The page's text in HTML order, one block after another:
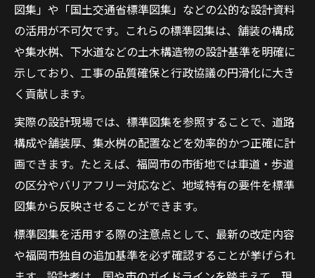
図集」や「国土交通省標準図集」などの公的な設計資料
の活用が不可欠です。これらの標準図集は、舗装の構成
や集水桝、下水道などの土木構造物の設計基準を明確に
示しており、工事の品質確保と行政協議の円滑化に大き
く貢献します。
実際の設計現場では、標準図集を参照することで、道路
構成や舗装厚、集水桝の配置などを効率的かつ正確に計
画できます。たとえば、福岡市の市街地では車道・歩道
の区分やバリアフリー対応など、地域特有の要件を標準
図集から反映させることができます。
標準図集を活用する際の注意点として、最新の改定内容
や福岡市独自の追加基準を必ず確認することが挙げられ